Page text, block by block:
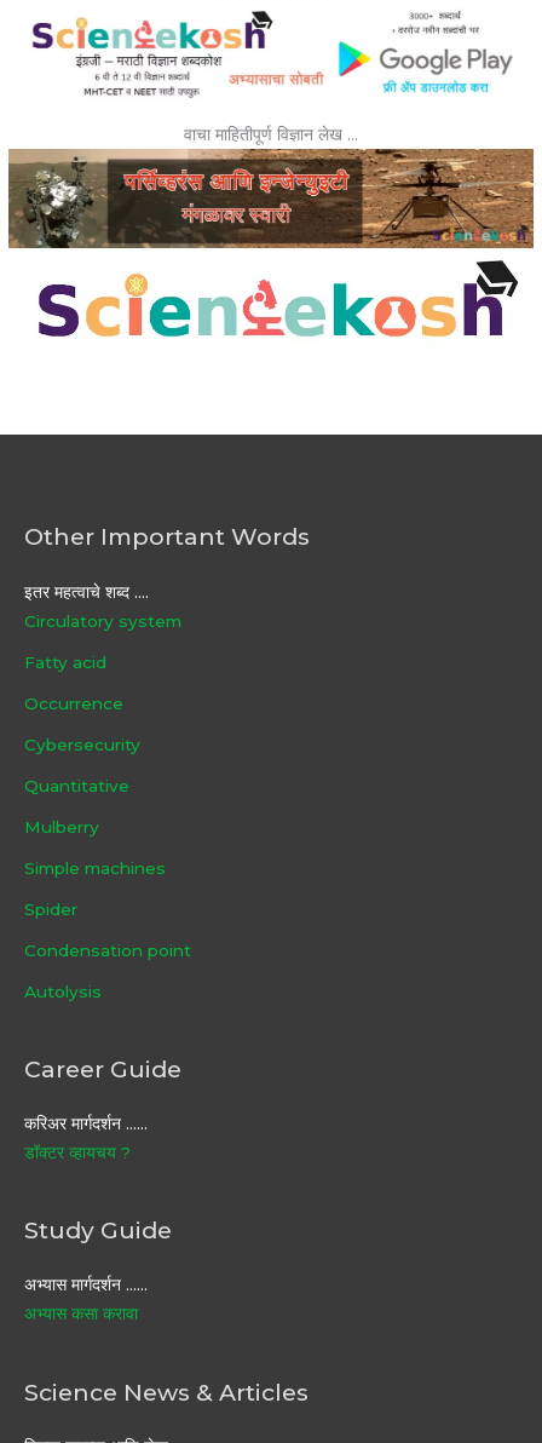
वाचा माहितीपूर्ण विज्ञान लेख …
Other Important Words
इतर महत्वाचे शब्द ....
Circulatory system
Fatty acid
Occurrence
Cybersecurity
Quantitative
Mulberry
Simple machines
Spider
Condensation point
Autolysis
Career Guide
करिअर मार्गदर्शन ……
डॉक्टर व्हायचय ?
Study Guide
अभ्यास मार्गदर्शन ……
अभ्यास कसा करावा
Science News & Articles